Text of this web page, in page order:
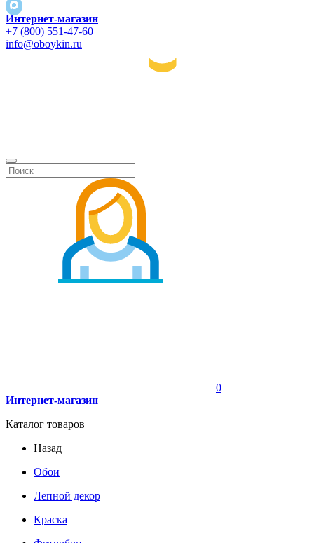
Интернет-магазин
+7 (800) 551-47-60
info@oboykin.ru
0
Интернет-магазин
Каталог товаров
Назад
Обои
Лепной декор
Краска